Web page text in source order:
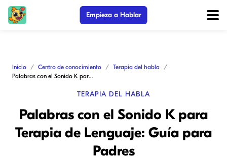
Empieza a Hablar
Inicio Centro de conocimiento
Terapia del habla
Palabras con el Sonido K para Terapia de Lenguaje: Guía para Padres
TERAPIA DEL HABLA
Palabras con el Sonido K para
Terapia de Lenguaje: Guía para
Padres